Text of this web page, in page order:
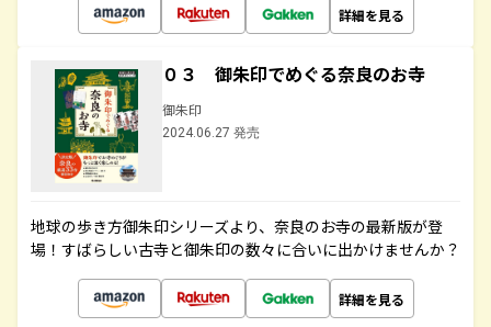
詳細を見る
０３ 御朱印でめぐる奈良のお寺
御朱印
2024.06.27 発売
地球の歩き方御朱印シリーズより、奈良のお寺の最新版が登
場！すばらしい古寺と御朱印の数々に合いに出かけませんか？
詳細を見る